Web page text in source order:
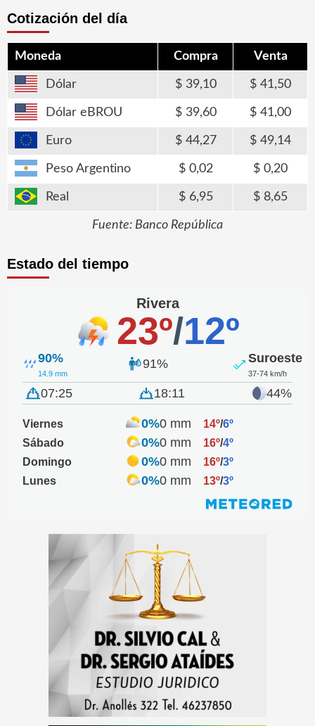
Cotización del día
Moneda Compra Venta
Dólar 39,10 41,50
Dólar eBROU 39,60 41,00
Euro 44,27 49,14
Peso Argentino 0,02 0,20
Real 6,95 8,65
Fuente: Banco República
Estado del tiempo
Rivera
23º/12º
90%
14.9 mm
91% Suroeste
37-74 km/h
07:25 18:11 44%
Viernes 0%0 mm 14º/6º
Sábado
0%0 mm 16º/4º
Domingo
0%0 mm 16º/3º
Lunes
0%0 mm 13º/3º